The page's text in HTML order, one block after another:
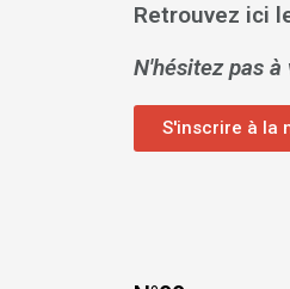
Retrouvez ici
N'hésitez pas
S'inscrire à la